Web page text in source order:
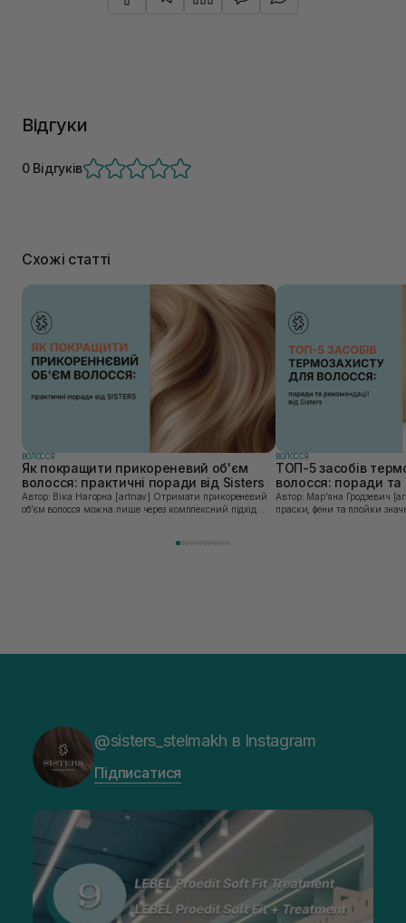
Відгуки
0 Відгуків
Схожі статті
ВОЛОССЯ
Як покращити прикореневий об'єм
волосся: практичні поради від Sisters
Автор: Віка Нагорна [artnav] Отримати прикореневий
об’єм волосся можна лише через комплексний підхід:
ВОЛОССЯ
ТОП-5 засобів
волосся: поради та
Sisters
Автор: Марʼяна Гродзевич [artnav] Сучасні
праски, фени та плойки
@sisters_stelmakh в Instagram
Підписатися